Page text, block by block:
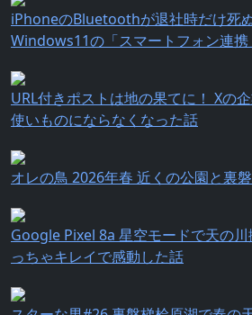
iPhoneのBluetoothが退社時だけ死
Windows11の「スマートフォン連携
URL付きポストは地の果てに！ Xの
使いものにならなくなった話
オレの鳥 2026年春 近くの公園と裏
Google Pixel 8a 星空モードで天の
っちゃキレイで感動した話